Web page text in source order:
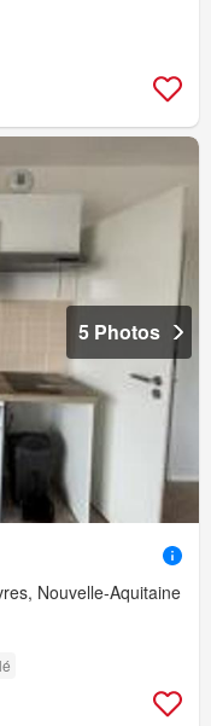
5 Photos
Nouvelle-Aquitaine